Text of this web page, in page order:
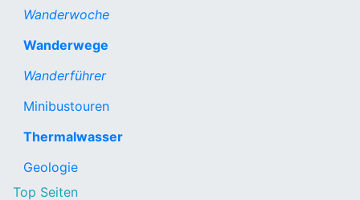
Wanderwoche
Wanderwege
Wanderführer
Minibustouren
Thermalwasser
Geologie
Top Seiten